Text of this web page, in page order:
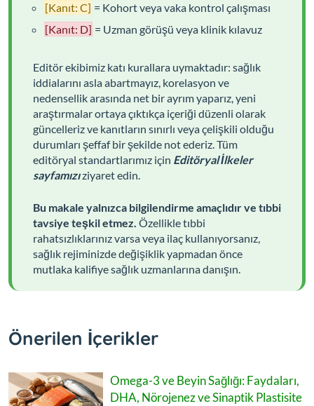
[Kanıt: C] = Kohort veya vaka kontrol çalışması
[Kanıt: D] = Uzman görüşü veya klinik kılavuz
Editör ekibimiz katı kurallara uymaktadır: sağlık
iddialarını asla abartmayız, korelasyon ve
nedensellik arasında net bir ayrım yaparız, yeni
araştırmalar ortaya çıktıkça içeriği düzenli olarak
güncelleriz ve kanıtların sınırlı veya çelişkili olduğu
durumları şeffaf bir şekilde not ederiz. Tüm
editöryal standartlarımız için Editöryal İlkeler
sayfamızıziyaret edin.
Bu makale yalnızca bilgilendirme amaçlıdır ve tıbbi
tavsiye teşkil etmez. Özellikle tıbbi
rahatsızlıklarınız varsa veya ilaç kullanıyorsanız,
sağlık rejiminizde değişiklik yapmadan önce
mutlaka kalifiye sağlık uzmanlarına danışın.
Önerilen İçerikler
Omega-3 ve Beyin Sağlığı: Faydaları,
DHA, Nörojenez ve Sinaptik Plastisite